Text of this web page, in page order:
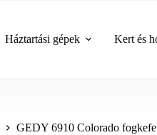
Háztartási gépek Kert és
GEDY 6910 Colorado